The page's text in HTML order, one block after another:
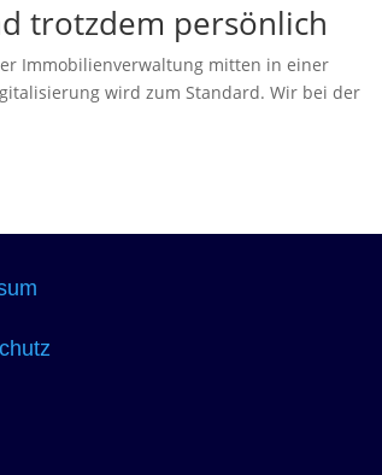
trotzdem persönlich
Immobilienverwaltung mitten in einer
wird zum Standard. Wir bei der